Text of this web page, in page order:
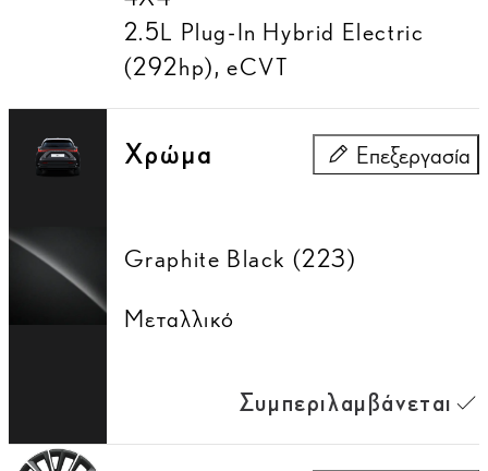
2.5L Plug-In Hybrid Electric
(292hp), eCVT
Χρώμα Επεξεργασία
Χρώμα
Graphite Black (223)
Μεταλλικό
Συμπεριλαμβάνεται